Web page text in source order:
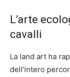
L’arte
cavalli
La land art ha
dell’intero